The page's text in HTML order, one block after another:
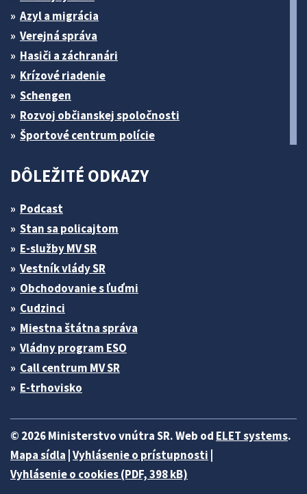
Azyl a migrácia
Verejná správa
Hasiči a záchranári
Krízové riadenie
Schengen
Rozvoj občianskej spoločnosti
Športové centrum polície
DÔLEŽITÉ ODKAZY
Podcast
Stan sa policajtom
E-služby MV SR
Vestník vlády SR
Obchodovanie s ľuďmi
Cudzinci
Miestna štátna správa
Vládny program ESO
Call centrum MV SR
E-trhovisko
© 2026 Ministerstvo vnútra SR. Web od ELET systems.
Mapa sídla Vyhlásenie o prístupnosti
Vyhlásenie o cookies (PDF, 398 kB)